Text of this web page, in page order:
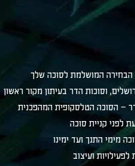
המושלמת לסוכה שלך
וסוכות הדר בעיתון מקור ראשון
לפני קניית סוכה
מימי התנך ועד ימינו
ועיצוב